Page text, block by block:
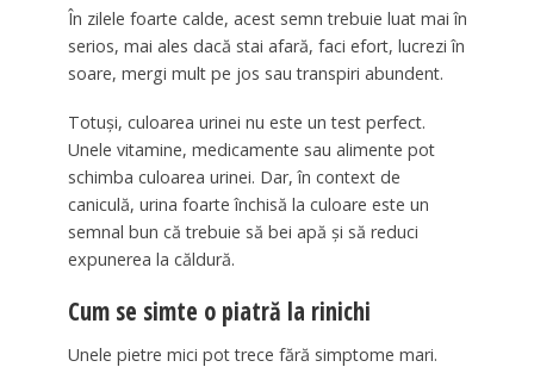
În zilele foarte calde, acest semn trebuie luat mai în
serios, mai ales dacă stai afară, faci efort, lucrezi în
soare, mergi mult pe jos sau transpiri abundent.
Totuși, culoarea urinei nu este un test perfect.
Unele vitamine, medicamente sau alimente pot
schimba culoarea urinei. Dar, în context de
caniculă, urina foarte închisă la culoare este un
semnal bun că trebuie să bei apă și să reduci
expunerea la căldură.
Cum se simte o piatră la rinichi
Unele pietre mici pot trece fără simptome mari.